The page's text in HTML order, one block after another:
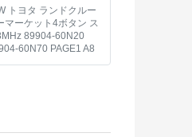
トヨタ ランドクルー
マーケット4ボタン ス
89904-60N20
60N70 PAGE1 A8